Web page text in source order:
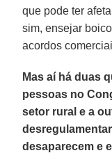
que pode ter
sim, ensejar
acordos
Mas aí há duas
pessoas no
setor rural e a
desaparecem e